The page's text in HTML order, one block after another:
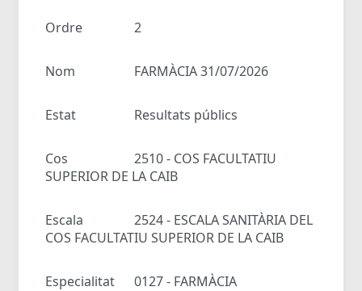
Ordre 2
Nom FARMÀCIA 31/07/2026
Estat Resultats públics
Cos
2510 - COS FACULTATIU
SUPERIOR DE LA CAIB
Escala
2524 - ESCALA SANITÀRIA DEL
COS FACULTATIU SUPERIOR DE LA CAIB
Especialitat 0127 - FARMÀCIA